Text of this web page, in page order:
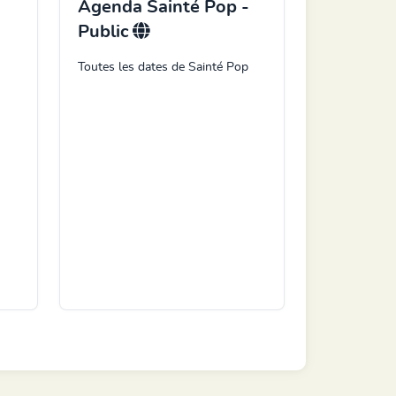
Agenda Sainté Pop -
Public
Toutes les dates de Sainté Pop